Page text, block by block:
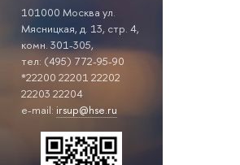
101000 Москва ул.
Мясницкая, д. 13, стр. 4,
комн. 301-305,
тел: (495) 772-95-90
*22200 22201 22202
22203 22204
e-mail: irsup@hse.ru